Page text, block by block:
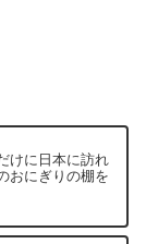
けに日本に訪れ
おにぎりの棚を